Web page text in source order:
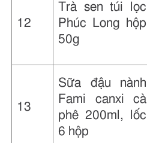
12
Trà sen túi lọc
Phúc Long hộp
50g
13
Sữa đậu nành
Fami canxi cà
phê 200ml, lốc
6 hộp